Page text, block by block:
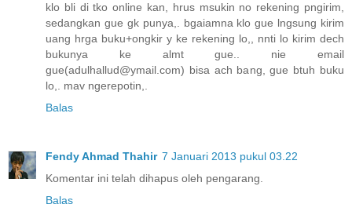
klo bli di tko online kan, hrus msukin no rekening pngirim,
sedangkan gue gk punya,. bgaiamna klo gue lngsung kirim
uang hrga buku+ongkir y ke rekening lo,, nnti lo kirim dech
bukunya ke almt gue.. nie email
gue(adulhallud@ymail.com) bisa ach bang, gue btuh buku
lo,. mav ngerepotin,.
Balas
Fendy Ahmad Thahir 7 Januari 2013 pukul 03.22
Komentar ini telah dihapus oleh pengarang.
Balas